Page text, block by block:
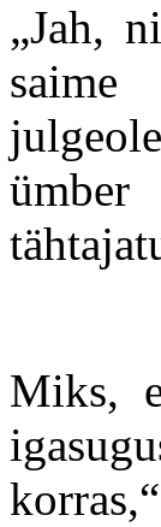
„Jah,
ümber
Miks,